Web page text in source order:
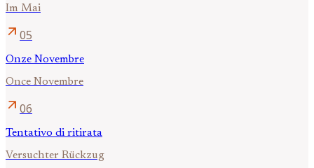
Im Mai
arrow_outward 05
Onze Novembre
Once Novembre
arrow_outward 06
Tentativo di ritirata
Versuchter Rückzug